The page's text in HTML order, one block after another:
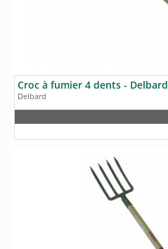
Croc à fumier 4 dents - Delbard
Delbard